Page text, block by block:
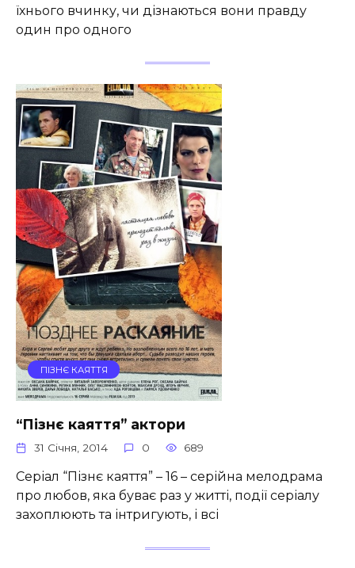
їхнього вчинку, чи дізнаються вони правду
один про одного
ПІЗНЄ КАЯТТЯ
“Пізнє каяття” актори
31 Січня, 2014 0 689
Серіал “Пізнє каяття” – 16 – серійна мелодрама
про любов, яка буває раз у житті, події серіалу
захоплюють та інтригують, і всі